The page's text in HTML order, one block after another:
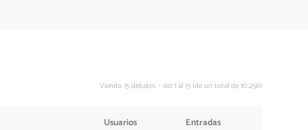
Viendo 15 debates - del 1 al 15 (de un total de 10,256)
Usuarios Entradas